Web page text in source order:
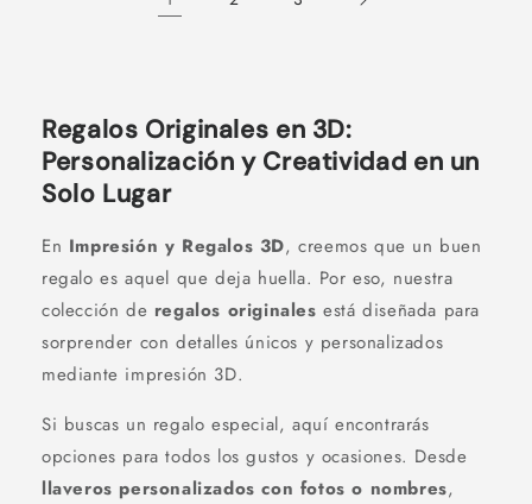
Regalos Originales en 3D:
Personalización y Creatividad en un
Solo Lugar
En Impresión y Regalos 3D, creemos que un buen
regalo es aquel que deja huella. Por eso, nuestra
colección de regalos originales está diseñada para
sorprender con detalles únicos y personalizados
mediante impresión 3D.
Si buscas un regalo especial, aquí encontrarás
opciones para todos los gustos y ocasiones. Desde
llaveros personalizados con fotos o nombres,